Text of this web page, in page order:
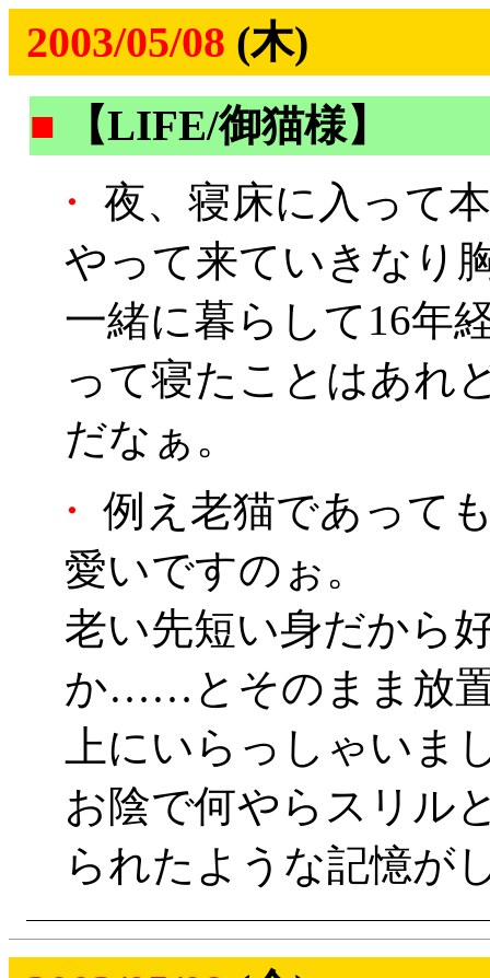
2003/05/08 (木)
■
【LIFE/御猫様】
・
夜、寝床に入って
やって来ていきなり
一緒に暮らして16年
って寝たことはあれ
だなぁ。
・ 例え老猫であって
愛いですのぉ。
老い先短い身だから
か……とそのまま放
上にいらっしゃいま
お陰で何やらスリル
られたような記憶が